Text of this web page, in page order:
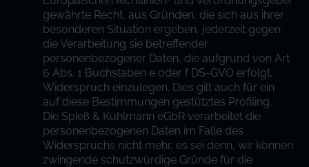
gewährte Recht, aus Gründen, die sich aus ihrer
besonderen Situation ergeben, jederzeit gegen
die Verarbeitung sie betreffender
personenbezogener Daten, die aufgrund von Art.
6 Abs. 1 Buchstaben e oder f DS-GVO erfolgt,
Widerspruch einzulegen. Dies gilt auch für ein
auf diese Bestimmungen gestütztes Profiling.
Die Spieß & Kuhlmann eGbR verarbeitet die
personenbezogenen Daten im Falle des
Widerspruchs nicht mehr, es sei denn, wir können
zwingende schutzwürdige Gründe für die